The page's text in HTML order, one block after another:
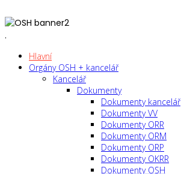
.
Hlavní
Orgány OSH + kancelář
Kancelář
Dokumenty
Dokumenty kancelář
Dokumenty VV
Dokumenty ORR
Dokumenty ORM
Dokumenty ORP
Dokumenty OKRR
Dokumenty OSH